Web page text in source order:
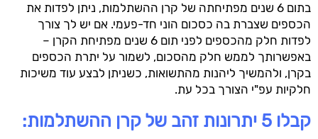
בתום 6 שנים מפתיחתה של קרן ההשתלמות, ניתן לפדות את
הכספים שצברת בה כסכום הוני חד-פעמי. אם יש לך צורך
לפדות חלק מהכספים לפני תום 6 שנים מפתיחת הקרן –
באפשרותך לממש חלק מהסכום, לשמור על יתרת הכספים
בקרן, ולהמשיך ליהנות מהתשואות, כשניתן לבצע עוד משיכות
חלקיות עפ"י הצורך בכל עת.
קבלו 5 יתרונות זהב של קרן ההשתלמות: